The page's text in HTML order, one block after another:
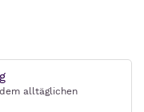
alltäglichen